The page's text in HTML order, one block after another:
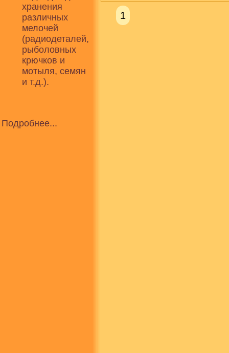
хранения
различных
мелочей
(радиодеталей,
рыболовных
крючков и
мотыля, семян
и т.д.).
Подробнее...
1